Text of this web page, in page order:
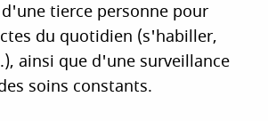
tierce personne pour
du quotidien (s'habiller,
ainsi que d'une surveillance
soins constants.